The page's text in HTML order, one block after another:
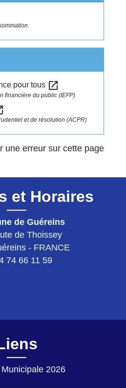
pour tous open_in_new
financière du public (IEFP)
et de résolution (ACPR)
une erreur sur cette page
et Horaires
de Guéreins
de Thoissey
- FRANCE
74 66 11 59
2026